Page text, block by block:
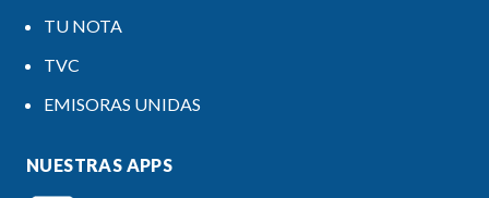
TU NOTA
TVC
EMISORAS UNIDAS
NUESTRAS APPS